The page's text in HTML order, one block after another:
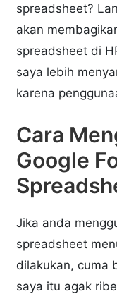
spreadsheet?
akan
spreadsheet di
saya lebih
karena
Cara
Google
Jika anda
spreadsheet
dilakukan, cuma
saya itu agak